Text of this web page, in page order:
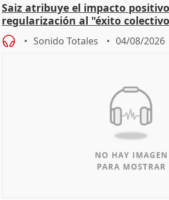
Saiz atribuye el impacto
regularización al "éxito
Sonido Totales 04/08/2026